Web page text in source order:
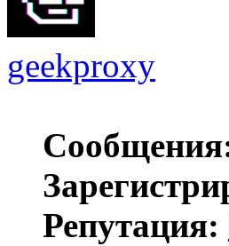
geekproxy
Репутация: